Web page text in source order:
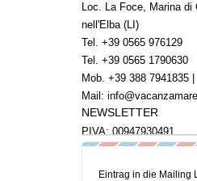
Loc. La Foce, Marina di
nell'Elba (LI)
Tel. +39 0565 976129
Tel. +39 0565 1790630
Mob. +39 388 7941835
Mail:
PIVA: 00947930491
NEWSLETTER
Eintrag in die Mailing